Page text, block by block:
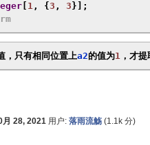
1 , { 3 , 3 }];
，只有相同位置上a2的值为1 ，才
月 28, 2021 用户: 落雨流觞 (1.1k 分)